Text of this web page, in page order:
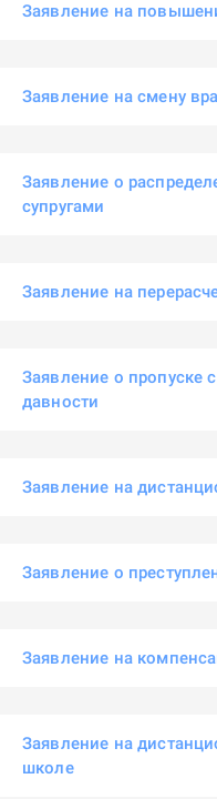
Заявление на
Заявление на смену
Заявление о
супругами
Заявление на
Заявление о пропуске
давности
Заявление на
Заявление о
Заявление на
Заявление на
школе